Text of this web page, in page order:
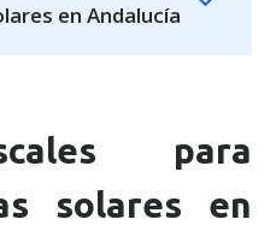
en Andalucía
para
solares en